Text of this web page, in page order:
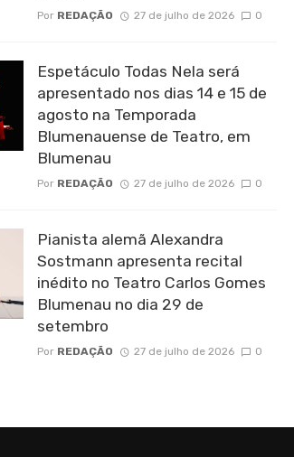
Por REDAÇÃO 27 de julho de 2026 0
Espetáculo Todas Nela será
apresentado nos dias 14 e 15 de
agosto na Temporada
Blumenauense de Teatro, em
Blumenau
Por REDAÇÃO 27 de julho de 2026 0
Pianista alemã Alexandra
Sostmann apresenta recital
inédito no Teatro Carlos Gomes
Blumenau no dia 29 de
setembro
Por REDAÇÃO 27 de julho de 2026 0